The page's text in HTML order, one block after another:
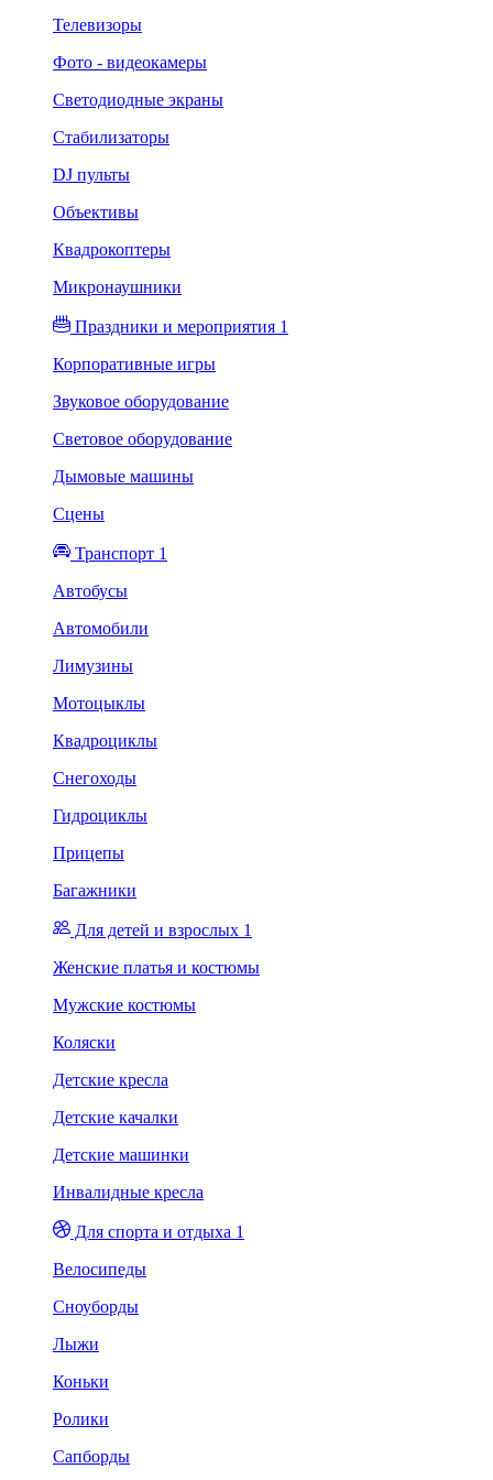
Телевизоры
Фото - видеокамеры
Светодиодные экраны
Стабилизаторы
DJ пульты
Объективы
Квадрокоптеры
Микронаушники
Праздники и мероприятия 1
Корпоративные игры
Звуковое оборудование
Световое оборудование
Дымовые машины
Сцены
Транспорт 1
Автобусы
Автомобили
Лимузины
Мотоцыклы
Квадроциклы
Снегоходы
Гидроциклы
Прицепы
Багажники
Для детей и взрослых 1
Женские платья и костюмы
Мужские костюмы
Коляски
Детские кресла
Детские качалки
Детские машинки
Инвалидные кресла
Для спорта и отдыха 1
Велосипеды
Сноуборды
Лыжи
Коньки
Ролики
Сапборды